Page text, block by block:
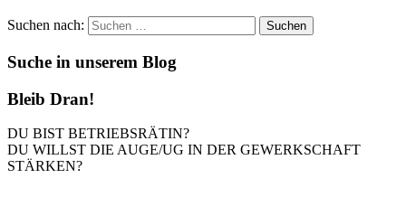
Suchen nach:
Suche in unserem Blog
Bleib Dran!
DU BIST BETRIEBSRÄTIN?
DU WILLST DIE AUGE/UG IN DER GEWERKSCHAFT
STÄRKEN?